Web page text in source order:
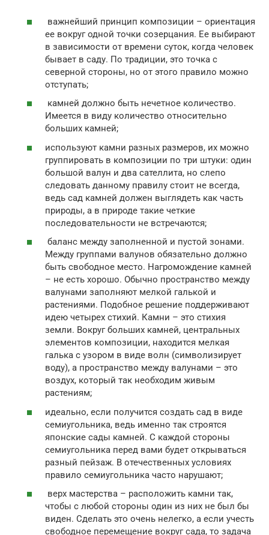
важнейший принцип композиции – ориентация
ее вокруг одной точки созерцания. Ее выбирают
в зависимости от времени суток, когда человек
бывает в саду. По традиции, это точка с
северной стороны, но от этого правило можно
отступать;
камней должно быть нечетное количество.
Имеется в виду количество относительно
больших камней;
используют камни разных размеров, их можно
группировать в композиции по три штуки: один
большой валун и два сателлита, но слепо
следовать данному правилу стоит не всегда,
ведь сад камней должен выглядеть как часть
природы, а в природе такие четкие
последовательности не встречаются;
баланс между заполненной и пустой зонами.
Между группами валунов обязательно должно
быть свободное место. Нагромождение камней
– не есть хорошо. Обычно пространство между
валунами заполняют мелкой галькой и
растениями. Подобное решение поддерживают
идею четырех стихий. Камни – это стихия
земли. Вокруг больших камней, центральных
элементов композиции, находится мелкая
галька с узором в виде волн (символизирует
воду), а пространство между валунами – это
воздух, который так необходим живым
растениям;
идеально, если получится создать сад в виде
семиугольника, ведь именно так строятся
японские сады камней. С каждой стороны
семиугольника перед вами будет открываться
разный пейзаж. В отечественных условиях
правило семиугольника часто нарушают;
верх мастерства – расположить камни так,
чтобы с любой стороны один из них не был бы
виден. Сделать это очень нелегко, а если учесть
свободное перемещение вокруг сада, то задача